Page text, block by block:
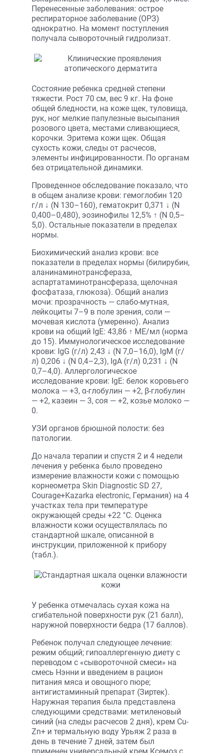
Перенесенные заболевания: острое
респираторное заболевание (ОРЗ)
однократно. На момент поступления
получала сывороточный гидролизат.
Состояние ребенка средней степени
тяжести. Рост 70 см, вес 9 кг. На фоне
общей бледности, на коже щек, туловища,
рук, ног мелкие папулезные высыпания
розового цвета, местами сливающиеся,
корочки. Эритема кожи щек. Общая
сухость кожи, следы от расчесов,
элементы инфицированности. По органам
без отрицательной динамики.
Проведенное обследование показало, что
в общем анализе крови: гемоглобин 120
г/л ↓ (N 130–160), гематокрит 0,371 ↓ (N
0,400–0,480), эозинофилы 12,5% ↑ (N 0,5–
5,0). Остальные показатели в пределах
нормы.
Биохимический анализ крови: все
показатели в пределах нормы (билирубин,
аланинаминотрансфераза,
аспартатаминотрансфераза, щелочная
фосфатаза, глюкоза). Общий анализ
мочи: прозрачность — слабо-мутная,
лейкоциты 7–9 в поле зрения, соли —
мочевая кислота (умеренно). Анализ
крови на общий IgE: 43,86 ↑ МЕ/мл (норма
до 15). Иммунологическое исследование
крови: IgG (г/л) 2,43 ↓ (N 7,0–16,0), IgМ (г/
л) 0,206 ↓ (N 0,4–2,3), IgА (г/л) 0,231 ↓ (N
0,7–4,0). Аллергологическое
исследование крови: IgE: белок коровьего
молока — +3, α-глобулин — +2, β-глобулин
— +2, казеин — 3, соя — +2, козье молоко —
0.
УЗИ органов брюшной полости: без
патологии.
До начала терапии и спустя 2 и 4 недели
лечения у ребенка было проведено
измерение влажности кожи с помощью
корнеометра Skin Diagnostic SD 27,
Courage+Kazarka electronic, Германия) на 4
участках тела при температуре
окружающей среды +22 °С. Оценка
влажности кожи осуществлялась по
стандартной шкале, описанной в
инструкции, приложенной к прибору
(табл.).
У ребенка отмечалась сухая кожа на
сгибательной поверхности рук (21 балл),
наружной поверхности бедра (17 баллов).
Ребенок получал следующее лечение:
режим общий; гипоаллергенную диету с
переводом с «сывороточной смеси» на
смесь Нэнни и введением в рацион
питания мяса и овощного пюре;
антигистаминный препарат (Зиртек).
Наружная терапия была представлена
следующими средствами: метиленовый
синий (на следы расчесов 2 дня), крем Cu-
Zn+ и термальную воду Урьяж 2 раза в
день в течение 7 дней, затем был